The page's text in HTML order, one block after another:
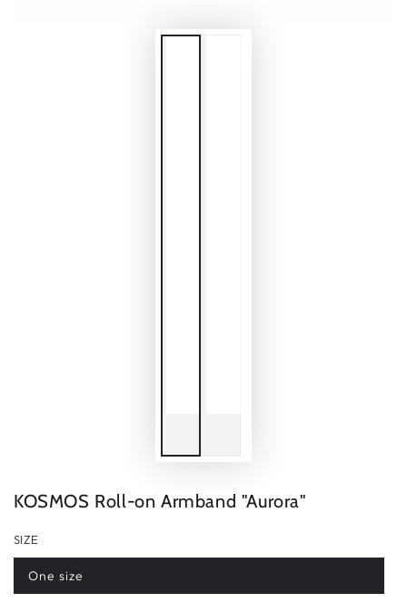
KOSMOS Roll-on Armband "Aurora"
SIZE
One size
Variante
ausverkauft